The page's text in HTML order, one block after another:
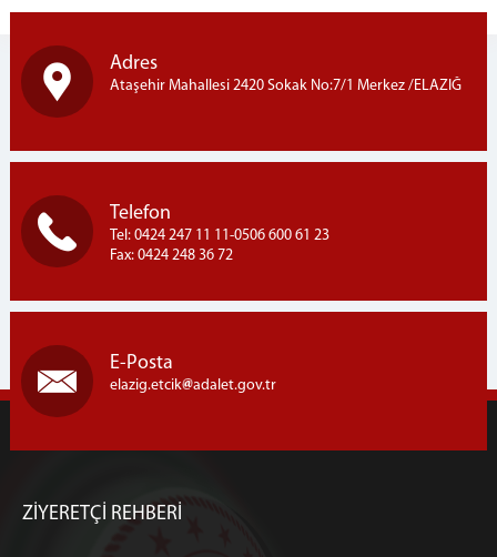
Adres
Ataşehir Mahallesi 2420 Sokak No:7/1 Merkez /ELAZIĞ
Telefon
Tel: 0424 247 11 11-0506 600 61 23
Fax: 0424 248 36 72
E-Posta
elazig.etcik adalet.gov.tr
ZİYERETÇİ REHBERİ